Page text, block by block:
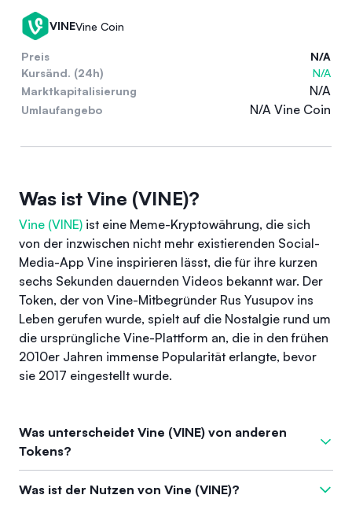
VINEVine Coin
Preis
N/A
Kursänd. (24h)
N/A
Marktkapitalisierung
N/A
Umlaufangebo N/A Vine Coin
Was ist Vine (VINE)?
Vine (VINE) ist eine Meme-Kryptowährung, die sich
von der inzwischen nicht mehr existierenden Social-
Media-App Vine inspirieren lässt, die für ihre kurzen
sechs Sekunden dauernden Videos bekannt war. Der
Token, der von Vine-Mitbegründer Rus Yusupov ins
Leben gerufen wurde, spielt auf die Nostalgie rund um
die ursprüngliche Vine-Plattform an, die in den frühen
2010er Jahren immense Popularität erlangte, bevor
sie 2017 eingestellt wurde.
Was unterscheidet Vine (VINE) von anderen
Tokens?
Was Vine auszeichnet, ist sein Ursprung als Meme-Coins, der
mit einem ehemaligen sozialen Medienriesen verbunden ist
Was ist der Nutzen von Vine (VINE)?